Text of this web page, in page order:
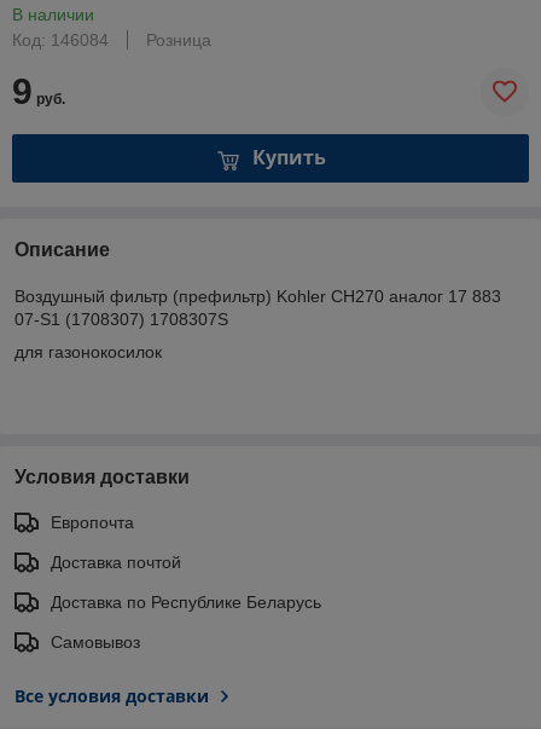
В наличии
Код: 146084
Розница
9 руб.
Купить
Описание
Воздушный фильтр (префильтр) Kohler CH270 аналог 17 883
07-S1 (1708307) 1708307S
для газонокосилок
Условия доставки
Европочта
Доставка почтой
Доставка по Республике Беларусь
Самовывоз
Все условия доставки